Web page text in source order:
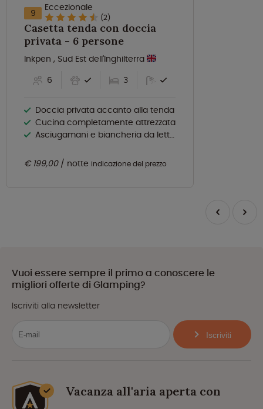
9 Eccezionale
(2)
Casetta tenda con doccia
privata - 6 persone
Inkpen , Sud Est dell'Inghilterra
6
3
Doccia privata accanto alla tenda
Cucina completamente attrezzata
Asciugamani e biancheria da letto in dotazione
€ 199,00 notte indicazione del prezzo
Vuoi essere sempre il primo a conoscere le
migliori offerte di Glamping?
Iscriviti alla newsletter
Iscriviti
Vacanza all'aria aperta con